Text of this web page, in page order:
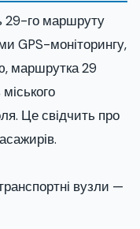
29-го маршруту
GPS-моніторингу,
маршрутка 29
Це свідчить про
вузли —